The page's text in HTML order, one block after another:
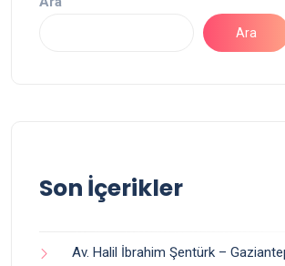
Ara
Son İçerikler
Av. Halil İbrahim Şentürk –